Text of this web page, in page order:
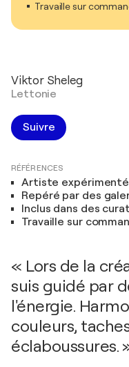
Travaille sur
Viktor Sheleg
Lettonie
Suivre
RÉFÉRENCES
Artiste expérimenté
Repéré par des
Inclus dans des
Travaille sur
« Lors de la
suis guidé par
l'énergie.
couleurs,
éclaboussures.